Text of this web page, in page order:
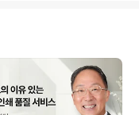
다
용
께
지
서울